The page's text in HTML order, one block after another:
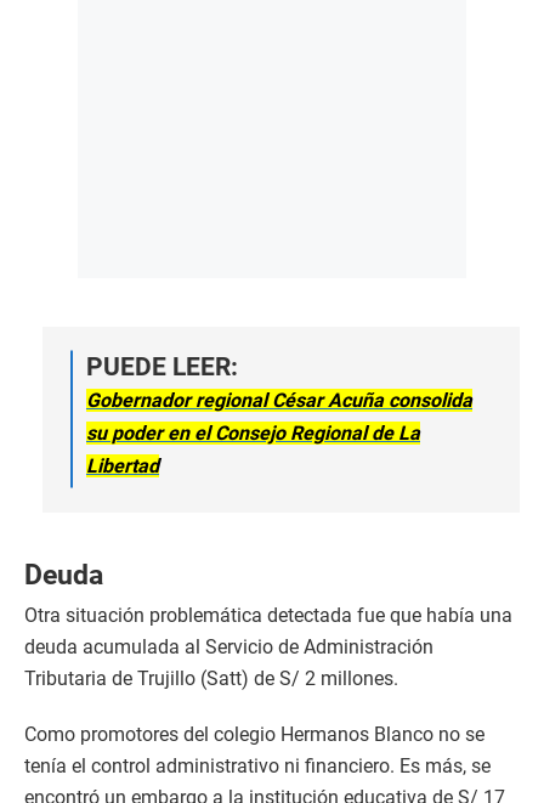
PUEDE LEER:
Gobernador regional César Acuña consolida
su poder en el Consejo Regional de La
Libertad
Deuda
Otra situación problemática detectada fue que había una
deuda acumulada al Servicio de Administración
Tributaria de Trujillo (Satt) de S/ 2 millones.
Como promotores del colegio Hermanos Blanco no se
tenía el control administrativo ni financiero. Es más, se
encontró un embargo a la institución educativa de S/ 17